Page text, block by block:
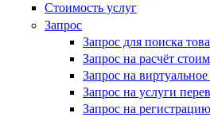
Стоимость услуг
Запрос
Запрос для поиска
Запрос на расчёт
Запрос на
Запрос на услуги
Запрос на